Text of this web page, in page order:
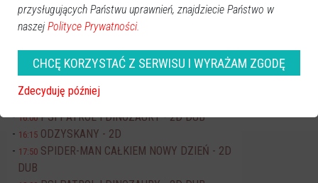
31
1 2 3 4 5 6
Wydarzenia
Kino JANTAR
16:00 PSI PATROL I DINOZAURY - 2D DUB
16:15 ODZYSKANY - 2D
17:50 SPIDER-MAN CAŁKIEM NOWY DZIEŃ - 2D
DUB
przysługujących Państwu uprawnień, znajdziecie Państwo w
naszej Polityce Prywatności.
CHCĘ KORZYSTAĆ Z SERWISU I WYRAŻAM ZGODĘ
Zdecyduję później